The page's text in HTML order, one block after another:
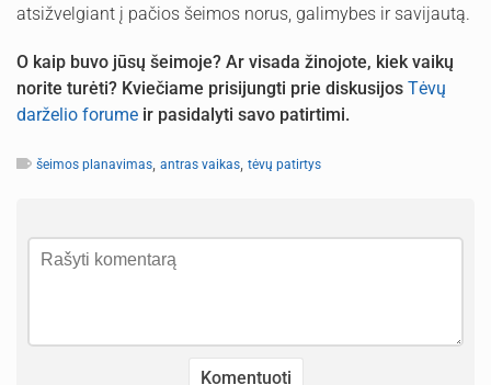
atsižvelgiant į pačios šeimos norus, galimybes ir savijautą.
O kaip buvo jūsų šeimoje? Ar visada žinojote, kiek vaikų
norite turėti? Kviečiame prisijungti prie diskusijos Tėvų
darželio forume ir pasidalyti savo patirtimi.
šeimos planavimas, antras vaikas, tėvų patirtys